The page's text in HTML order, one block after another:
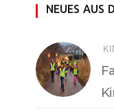
NEUES AUS